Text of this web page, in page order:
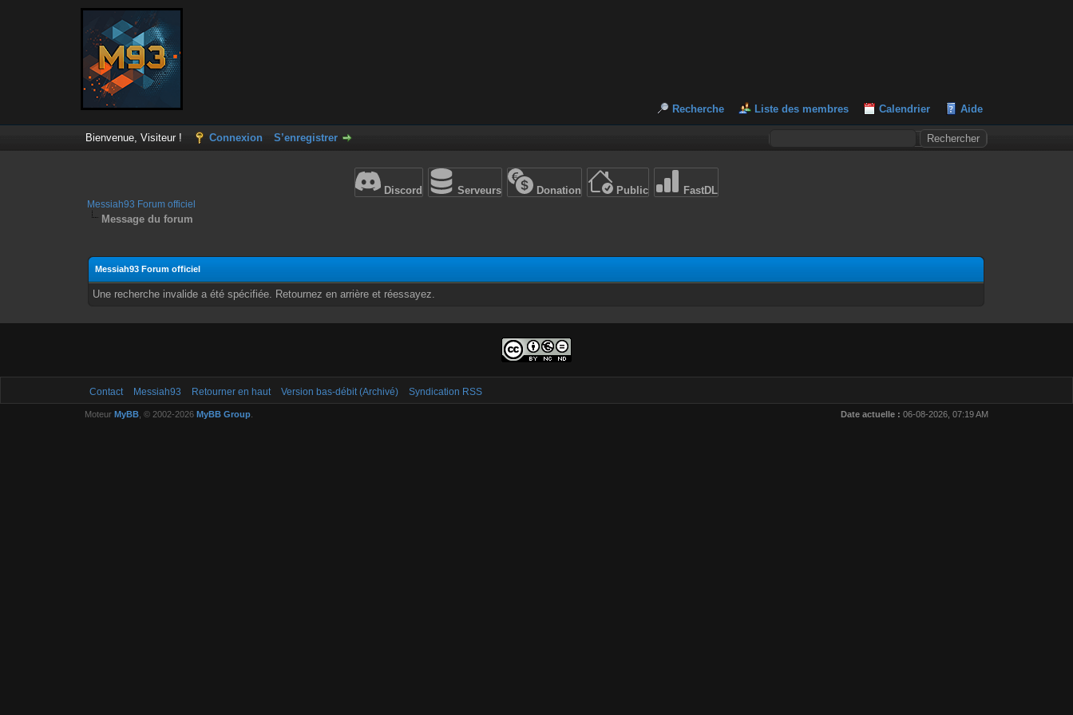
Recherche Liste des membres Calendrier Aide
Bienvenue, Visiteur ! Connexion S’enregistrer
Discord Serveurs Donation Public FastDL
Messiah93 Forum officiel
Message du forum
Messiah93 Forum officiel
Une recherche invalide a été spécifiée. Retournez en arrière et réessayez.
Contact Messiah93 Retourner en haut Version bas-débit (Archivé) Syndication RSS
Date actuelle : 06-08-2026, 07:19 AM
Moteur MyBB, © 2002-2026 MyBB Group.